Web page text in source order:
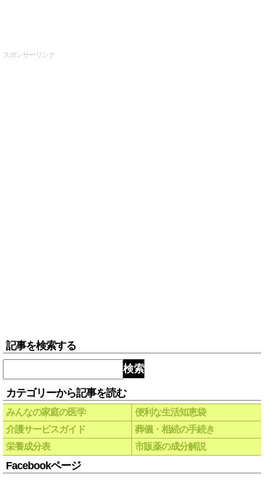
スポンサーリンク
記事を検索する
検索
カテゴリーから記事を読む
みんなの家庭の医学
便利な生活知恵袋
介護サービスガイド
葬儀・相続の手続き
栄養成分表
市販薬の成分解説
Facebookページ